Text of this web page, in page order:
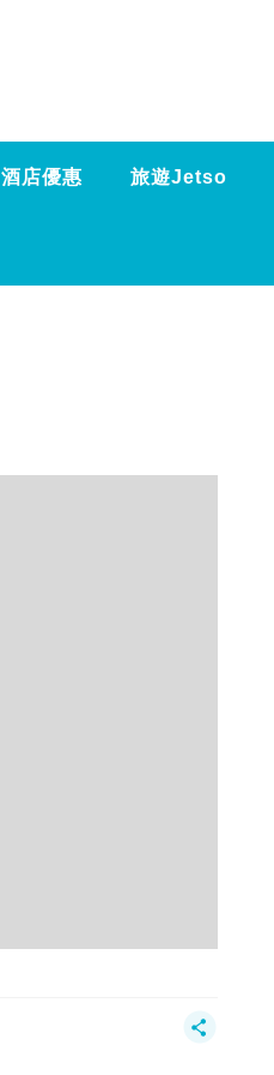
酒店優惠 旅遊Jetso